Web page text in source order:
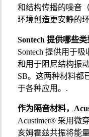
和结构传播的噪音
环境创造更安静的
Sontech 提供哪些类
Sontech 提供用于
和用于阻尼结构振
SB。这两种材料都
于各种应用。.
作为隔音材料，
Acustimet® 采用微
亥姆霍兹共振将能